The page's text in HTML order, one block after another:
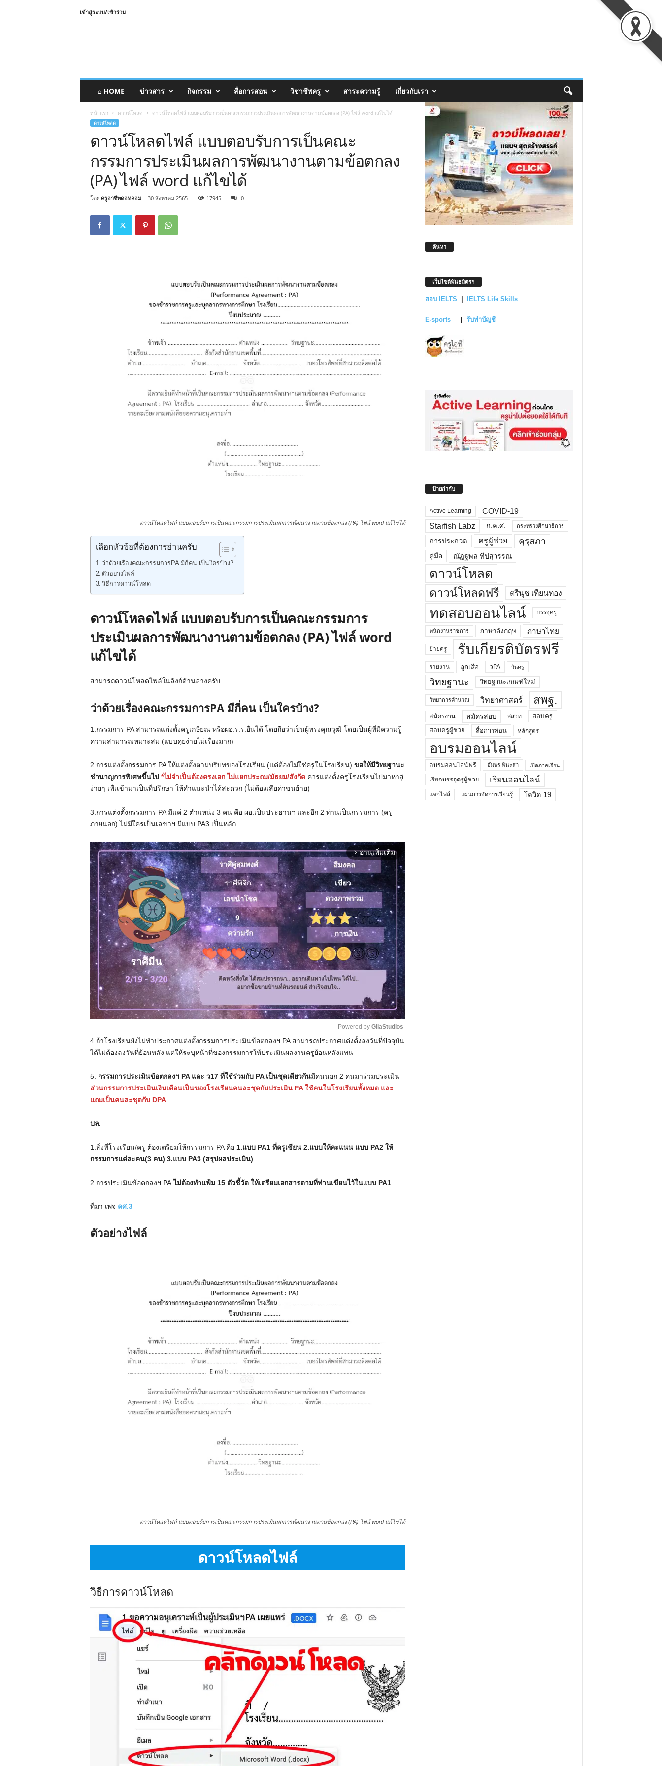
เข้าสู่ระบบ/เข้าร่วม
⌂ HOME ข่าวสาร กิจกรรม สื่อการสอน วิชาชีพครู สาระความรู้ เกี่ยวกับเรา
หน้าแรก ดาวน์โหลด ดาวน์โหลดไฟล์ แบบตอบรับการเป็นคณะกรรมการประเมินผลการพัฒนางานตามข้อตกลง (PA) ไฟล์ word แก้ไขได้
ดาวน์โหลด
ดาวน์โหลดไฟล์ แบบตอบรับการเป็นคณะ
กรรมการประเมินผลการพัฒนางานตามข้อตกลง
(PA) ไฟล์ word แก้ไขได้
โดย ครูอาชีพดอทคอม- 30 สิงหาคม 2565 17945 0
ดาวน์โหลดไฟล์ แบบตอบรับการเป็นคณะกรรมการประเมินผลการพัฒนางานตามข้อตกลง (PA) ไฟล์ word แก้ไขได้
เลือกหัวข้อที่ต้องการอ่านครับ
ว่าด้วยเรื่องคณะกรรมการPA มีกี่คน เป็นใครบ้าง?
ตัวอย่างไฟล์
วิธีการดาวน์โหลด
ดาวน์โหลดไฟล์ แบบตอบรับการเป็นคณะกรรมการ
ประเมินผลการพัฒนางานตามข้อตกลง (PA) ไฟล์ word
แก้ไขได้
สามารถดาวน์โหลดไฟล์ในลิงก์ด้านล่างครับ
ว่าด้วยเรื่องคณะกรรมการPA มีกี่คน เป็นใครบ้าง?
1.กรรมการ PA สามารถแต่งตั้งครูเกษียณ หรือผอ.ร.ร.อื่นได้ โดยถือว่าเป็นผู้ทรงคุณวุฒิ โดยเป็นผู้ที่มีความรู้
ความสามารถเหมาะสม (แบบคุยง่ายไม่เรื่องมาก)
2.การแต่งตั้งกรรมการ PA ให้แต่งตั้งตามบริบทของโรงเรียน (แต่ต้องไม่ใช่ครูในโรงเรียน) ขอให้มีวิทยฐานะ
ชำนาญการพิเศษขึ้นไป *ไม่จำเป็นต้องตรงเอก ไม่แยกประถม/มัธยม/สังกัด ควรแต่งตั้งครูโรงเรียนไปมาหาสู่
ง่ายๆ เพื่เเข้ามาเป็นที่ปรึกษา ให้คำแนะนำได้สะดวก (ไม่ต้องเสียค่าขนย้าย)
3.การแต่งตั้งกรรมการ PA มีแค่ 2 ตำแหน่ง 3 คน คือ ผอ.เป็นประธานฯ และอีก 2 ท่านเป็นกรรมการ (ครู
ภายนอก) ไม่มีใครเป็นเลขาฯ มีแบบ PA3 เป็นหลัก
arrow_forward_ios อ่านเพิ่มเติม
Powered by GliaStudios
4.ถ้าโรงเรียนยังไม่ทำประกาศแต่งตั้งกรรมการประเมินข้อตกลงฯ PA สามารถประกาศแต่งตั้งลงวันที่ปัจจุบัน
ได้ไม่ต้องลงวันที่ย้อนหลัง แต่ให้ระบุหน้าที่ของกรรมการให้ประเมินผลงานครูย้อนหลังแทน
5. กรรมการประเมินข้อตกลงฯ PA และ ว17 ที่ใช้ร่วมกับ PA เป็นชุดเดียวกันมีคนนอก 2 คนมาร่วมประเมิน
ส่วนกรรมการประเมินเงินเดือนเป็นของโรงเรียนคนละชุดกับประเมิน PA ใช้คนในโรงเรียนทั้งหมด และ
แถมเป็นคนละชุดกับ DPA
ปล.
1.สิ่งที่โรงเรียน/ครู ต้องเตรียมให้กรรมการ PA คือ 1.แบบ PA1 ที่ครูเขียน 2.แบบให้คะแนน แบบ PA2 ให้
กรรมการแต่ละคน(3 คน) 3.แบบ PA3 (สรุปผลประเมิน)
2.การประเมินข้อตกลงฯ PAไม่ต้องทำแฟ้ม 15 ตัวชี้วัด ให้เตรียมเอกสารตามที่ท่านเขียนไว้ในแบบ PA1
ที่มา เพจ คศ.3
ตัวอย่างไฟล์
ดาวน์โหลดไฟล์ แบบตอบรับการเป็นคณะกรรมการประเมินผลการพัฒนางานตามข้อตกลง (PA) ไฟล์ word แก้ไขได้
ดาวน์โหลดไฟล์
วิธีการดาวน์โหลด
ค้นหา
เว็บไซต์พันธมิตรฯ
สอบ IELTS IELTS Life Skills
E-sports รับทำบัญชี
ป้ายกำกับ
Active Learning
COVID-19
Starfish Labz
ก.ค.ศ. กระทรวงศึกษาธิการ
การประกวด ครูผู้ช่วย คุรุสภา
คู่มือ ณัฏฐพล ทีปสุวรรณ
ดาวน์โหลด
ดาวน์โหลดฟรี ตรีนุช เทียนทอง
ทดสอบออนไลน์ บรรจุครู
พนักงานราชการ ภาษาอังกฤษ ภาษาไทย
ย้ายครู รับเกียรติบัตรฟรี
รายงาน ลูกเสือ วPA วันครู
วิทยฐานะ วิทยฐานะเกณฑ์ใหม่
วิทยาการคำนวณ วิทยาศาสตร์ สพฐ.
สมัครงาน สมัครสอบ สสวท
สอบครู
สอบครูผู้ช่วย
สื่อการสอน หลักสูตร
อบรมออนไลน์
อบรมออนไลน์ฟรี อัมพร พินะสา เปิดภาคเรียน
เรียกบรรจุครูผู้ช่วย เรียนออนไลน์
แจกไฟล์ แผนการจัดการเรียนรู้ โควิด 19